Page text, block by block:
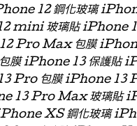
12 鋼化玻璃
mini 玻璃貼 iPhone
Pro Max 包膜
膜 iPhone 13 保護貼
Pro 包膜 iPhone 13
13 Pro Max 玻璃貼
XS 鋼化玻璃